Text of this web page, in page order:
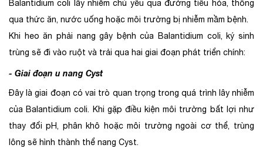
Balantidium coli lây nhiễm chủ yếu qua đường tiêu hóa, thông
qua thức ăn, nước uống hoặc môi trường bị nhiễm mầm bệnh.
Khi heo ăn phải nang gây bệnh của Balantidium coli, ký sinh
trùng sẽ đi vào ruột và trải qua hai giai đoạn phát triển chính:
- Giai đoạn u nang Cyst
Đây là giai đoạn có vai trò quan trọng trong quá trình lây nhiễm
của Balantidium coli. Khi gặp điều kiện môi trường bất lợi như
thay đổi pH, phân khô hoặc môi trường ngoài cơ thể, trùng
lông sẽ hình thành thể nang Cyst.